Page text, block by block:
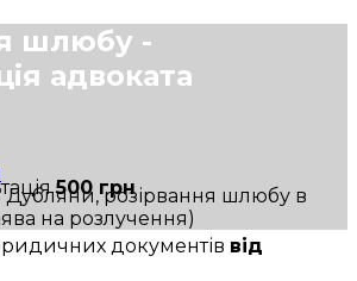
шлюбу -
адвоката
Дубляни, розірвання шлюбу в
на розлучення)
500 грн
документів від